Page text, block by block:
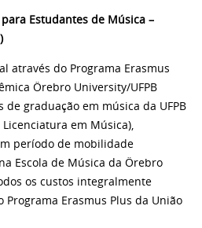
Estudantes de Música –
através do Programa Erasmus
Örebro University/UFPB
graduação em música da UFPB
em Música),
período de mobilidade
Escola de Música da Örebro
os custos integralmente
Erasmus Plus da União